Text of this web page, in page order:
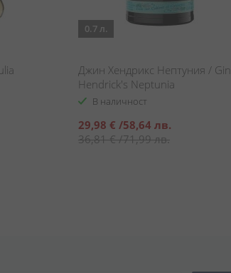
0.7 л.
Джин Хендрикс Нептуния / Gin
Hendrick's Neptunia
В наличност
Специална
цена
29,98 € /58,64 лв.
36,81 €/71,99 лв.